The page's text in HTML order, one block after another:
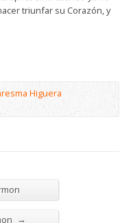
triunfar su Corazón, y
Higuera
→